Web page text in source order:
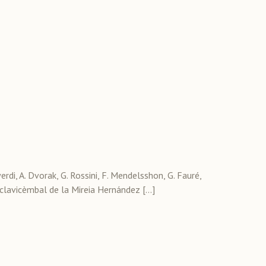
A. Dvorak, G. Rossini, F. Mendelsshon, G. Fauré,
de la Mireia Hernández […]